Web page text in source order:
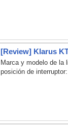
[Review] Klarus
Marca y modelo de la
posición de